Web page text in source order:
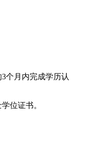
个月内完成学历认
位证书。